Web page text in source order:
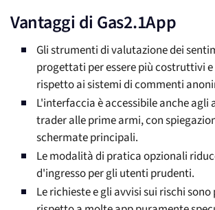
Vantaggi di Gas2.1App
Gli strumenti di valutazione dei
progettati per essere più costruttivi
rispetto ai sistemi di commenti
L'interfaccia è accessibile anche agli
trader alle prime armi, con
schermate principali.
Le modalità di pratica opzionali
d'ingresso per gli utenti prudenti.
Le richieste e gli avvisi sui rischi